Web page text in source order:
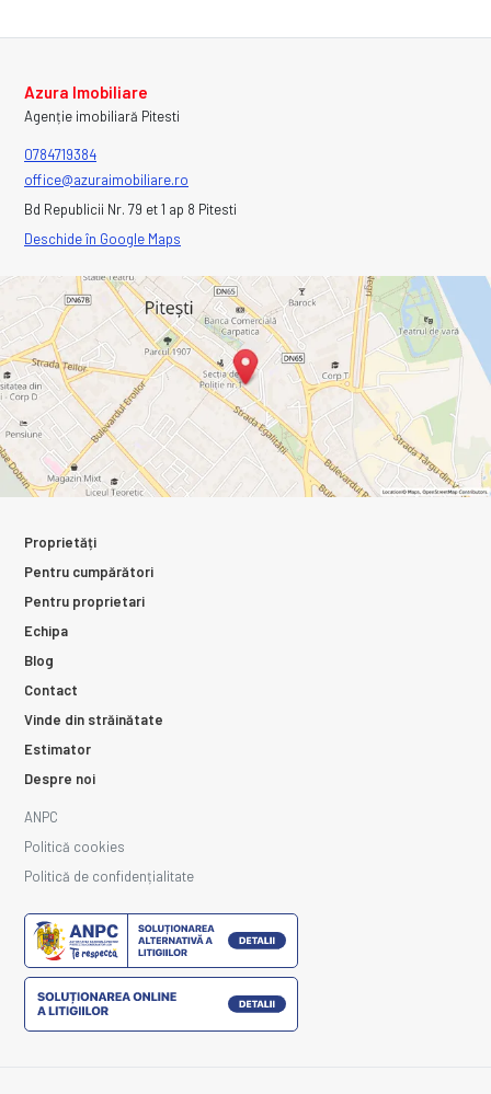
Azura Imobiliare
Agenție imobiliară Pitesti
0784719384
office@azuraimobiliare.ro
Bd Republicii Nr. 79 et 1 ap 8 Pitesti
Deschide în Google Maps
Proprietăți
Pentru cumpărători
Pentru proprietari
Echipa
Blog
Contact
Vinde din străinătate
Estimator
Despre noi
ANPC
Politică cookies
Politică de confidențialitate